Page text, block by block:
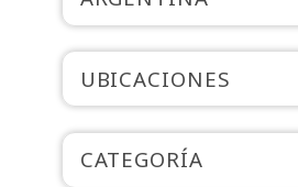
UBICACIONES
CATEGORÍA